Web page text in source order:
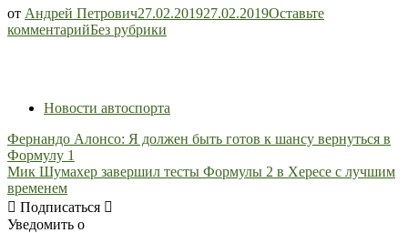
от Андрей Петрович27.02.201927.02.2019Оставьте
комментарийГеннадий
в
чем
матч
резервную
Без рубрики
Новости автоспорта
Навигация
по
записям
Фернандо Алонсо: Я должен быть готов к шансу вернуться в
Формулу 1
Мик Шумахер завершил тесты Формулы 2 в Хересе с лучшим
временем
Подписаться
Уведомить о